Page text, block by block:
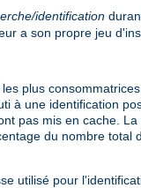
identification
a son propre jeu
plus
à une identification
pas mis en cache.
du nombre
utilisé pour